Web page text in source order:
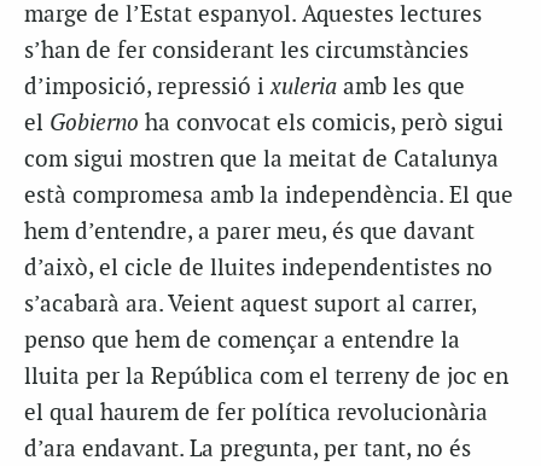
marge de l’Estat espanyol. Aquestes lectures
s’han de fer considerant les circumstàncies
d’imposició, repressió ixuleria amb les que
el Gobierno ha convocat els comicis, però sigui
com sigui mostren que la meitat de Catalunya
està compromesa amb la independència. El que
hem d’entendre, a parer meu, és que davant
d’això, el cicle de lluites independentistes no
s’acabarà ara. Veient aquest suport al carrer,
penso que hem de començar a entendre la
lluita per la República com el terreny de joc en
el qual haurem de fer política revolucionària
d’ara endavant. La pregunta, per tant, no és